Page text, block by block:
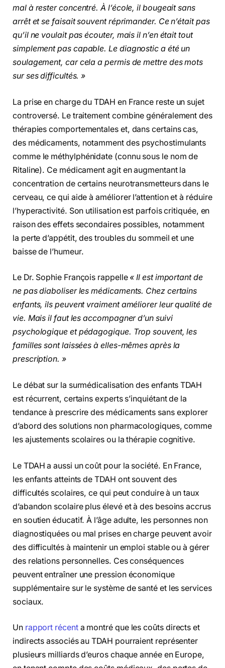
mal à rester concentré. À l’école, il bougeait sans
arrêt et se faisait souvent réprimander. Ce n’était pas
qu’il ne voulait pas écouter, mais il n’en était tout
simplement pas capable. Le diagnostic a été un
soulagement, car cela a permis de mettre des mots
sur ses difficultés. »
La prise en charge du TDAH en France reste un sujet
controversé. Le traitement combine généralement des
thérapies comportementales et, dans certains cas,
des médicaments, notamment des psychostimulants
comme le méthylphénidate (connu sous le nom de
Ritaline). Ce médicament agit en augmentant la
concentration de certains neurotransmetteurs dans le
cerveau, ce qui aide à améliorer l’attention et à réduire
l’hyperactivité. Son utilisation est parfois critiquée, en
raison des effets secondaires possibles, notamment
la perte d’appétit, des troubles du sommeil et une
baisse de l’humeur.
Le Dr. Sophie François rappelle « Il est important de
ne pas diaboliser les médicaments. Chez certains
enfants, ils peuvent vraiment améliorer leur qualité de
vie. Mais il faut les accompagner d’un suivi
psychologique et pédagogique. Trop souvent, les
familles sont laissées à elles-mêmes après la
prescription. »
Le débat sur la surmédicalisation des enfants TDAH
est récurrent, certains experts s’inquiétant de la
tendance à prescrire des médicaments sans explorer
d’abord des solutions non pharmacologiques, comme
les ajustements scolaires ou la thérapie cognitive.
Le TDAH a aussi un coût pour la société. En France,
les enfants atteints de TDAH ont souvent des
difficultés scolaires, ce qui peut conduire à un taux
d’abandon scolaire plus élevé et à des besoins accrus
en soutien éducatif. À l’âge adulte, les personnes non
diagnostiquées ou mal prises en charge peuvent avoir
des difficultés à maintenir un emploi stable ou à gérer
des relations personnelles. Ces conséquences
peuvent entraîner une pression économique
supplémentaire sur le système de santé et les services
sociaux.
Un rapport récenta montré que les coûts directs et
indirects associés au TDAH pourraient représenter
plusieurs milliards d’euros chaque année en Europe,